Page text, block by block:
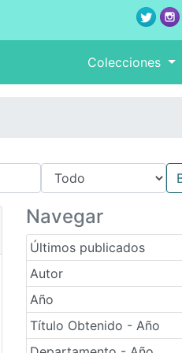
Colecciones
Navegar
Últimos publicados
Autor
Año
Título Obtenido - Año